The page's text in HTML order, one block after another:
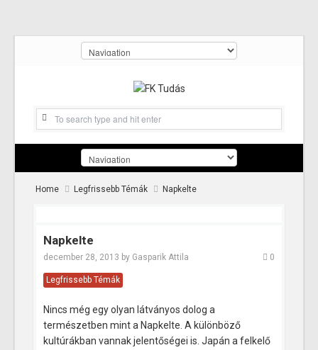
Home Legfrissebb Témák Napkelte
Napkelte
december 28, 2013 by Gasparik Attila 0
Legfrissebb Témák
Nincs még egy olyan látványos dolog a
természetben mint a Napkelte. A különböző
kultúrákban vannak jelentőségei is. Japán a felkelő